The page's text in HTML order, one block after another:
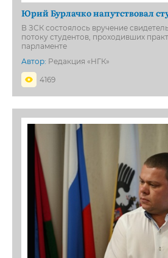
Юрий Бурлачко напутствовал
В ЗСК состоялось вручение
потоку студентов, проходивших
парламенте
Автор: Редакция «НГК»
4169